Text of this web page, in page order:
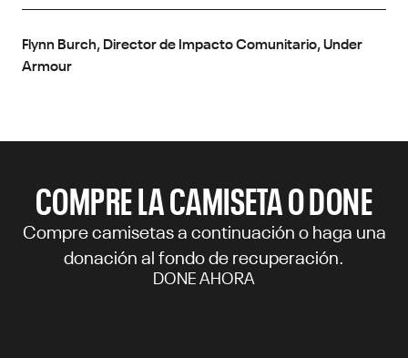
Flynn Burch, Director de Impacto Comunitario, Under
Armour
COMPRE LA CAMISETA O DONE
Compre camisetas a continuación o haga una
donación al fondo de recuperación.
DONE AHORA